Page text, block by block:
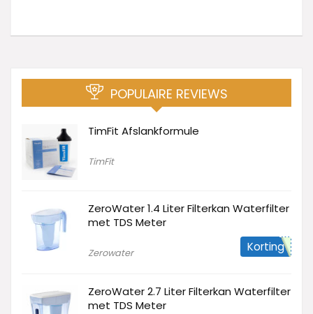
POPULAIRE REVIEWS
TimFit Afslankformule
TimFit
ZeroWater 1.4 Liter Filterkan Waterfilter
met TDS Meter
Zerowater Korting
ZeroWater 2.7 Liter Filterkan Waterfilter
met TDS Meter